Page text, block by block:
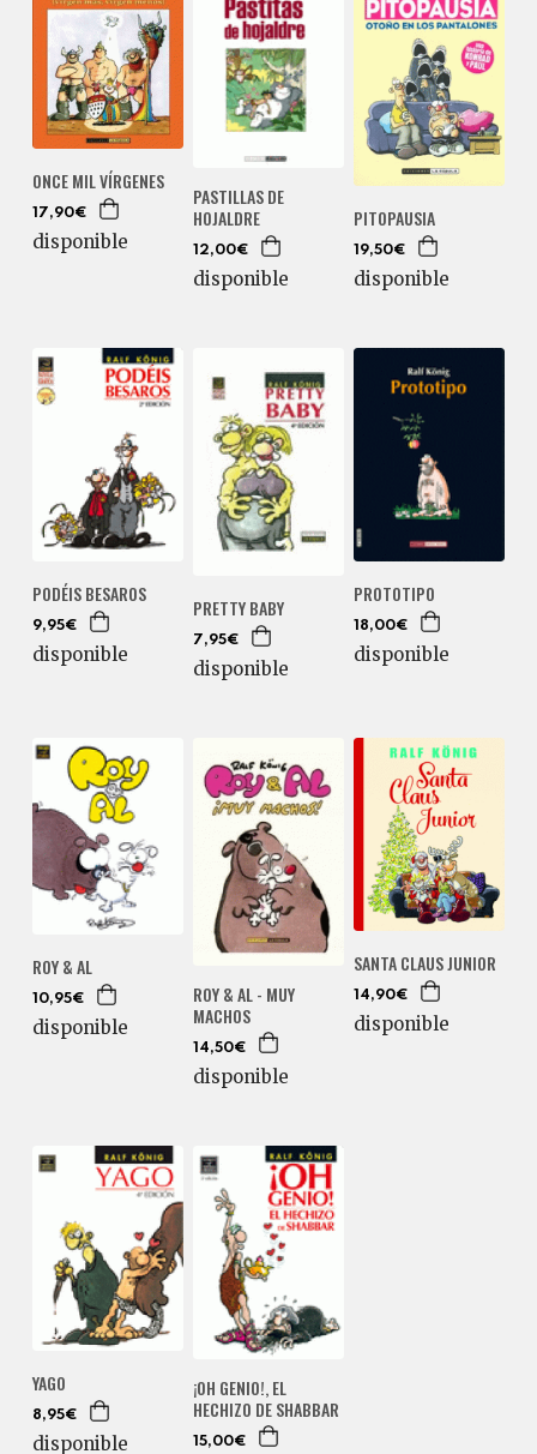
ONCE MIL VÍRGENES
17,90€
disponible
PASTILLAS DE
HOJALDRE
12,00€
disponible
PITOPAUSIA
19,50€
disponible
PODÉIS BESAROS
9,95€
disponible
PRETTY BABY
7,95€
disponible
PROTOTIPO
18,00€
disponible
ROY & AL
10,95€
disponible
ROY & AL - MUY
MACHOS
14,50€
disponible
SANTA CLAUS JUNIOR
14,90€
disponible
YAGO
8,95€
disponible
¡OH GENIO!, EL
HECHIZO DE SHABBAR
15,00€